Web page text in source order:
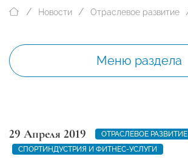
Новости Отраслевое развитие
Меню раздела
29 Апреля 2019
ОТРАСЛЕВОЕ РАЗВИТИЕ
СПОРТИНДУСТРИЯ И ФИТНЕС-УСЛУГИ